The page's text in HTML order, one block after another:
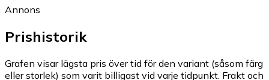
Annons
Prishistorik
Grafen visar lägsta pris över tid för den variant (såsom färg
eller storlek) som varit billigast vid varje tidpunkt. Frakt och